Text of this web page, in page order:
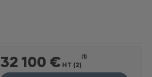
32 100 € HT (2)
(1)